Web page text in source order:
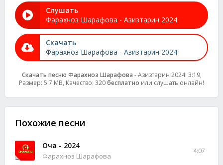
Слушать
Фарахноз Шарафова - Азизтарин 2024
Скачать
Фарахноз Шарафова - Азизтарин 2024
Скачать песню Фарахноз Шарафова - Азизтарин 2024: 3:19,
Размер: 5.7 MB, Качество: 320бесплатно или слушать онлайн!
Похожие песни
Оча - 2024
Фарахноз Шарафова
4:07